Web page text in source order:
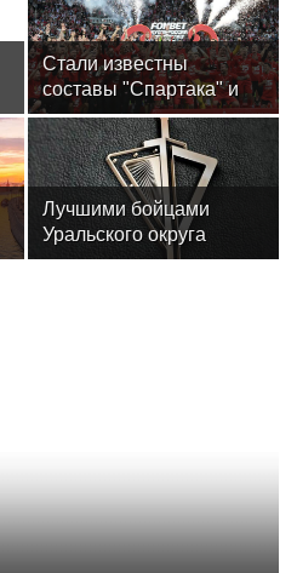
Стали известны
составы "Спартака" и
"Оренбурга" на матч
Кубка России
Лучшими бойцами
Уральского округа
Росгвардии стали